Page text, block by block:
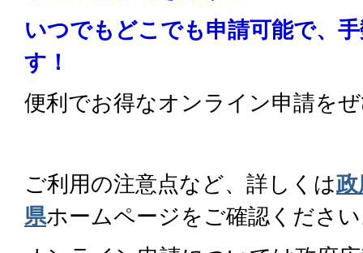
いつでもどこでも申請可能で、
す！
便利でお得なオンライン申請を
ご利用の注意点など、詳しくは
県ホームページをご確認くださ